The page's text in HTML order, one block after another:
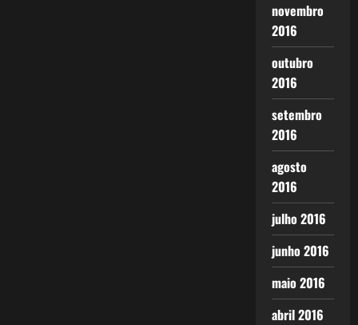
novembro
2016
outubro
2016
setembro
2016
agosto
2016
julho 2016
junho 2016
maio 2016
abril 2016